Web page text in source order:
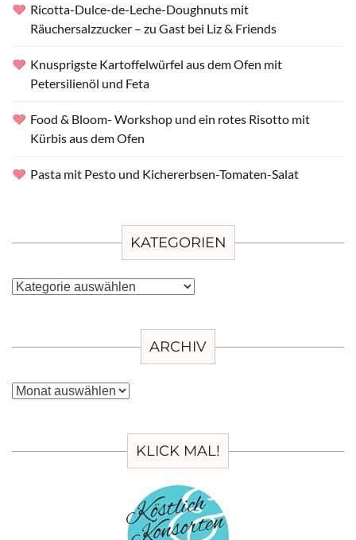
Ricotta-Dulce-de-Leche-Doughnuts mit
Räuchersalzzucker – zu Gast bei Liz & Friends
Knusprigste Kartoffelwürfel aus dem Ofen mit
Petersilienöl und Feta
Food & Bloom- Workshop und ein rotes Risotto mit
Kürbis aus dem Ofen
Pasta mit Pesto und Kichererbsen-Tomaten-Salat
KATEGORIEN
Kategorien
ARCHIV
Archiv
KLICK MAL!